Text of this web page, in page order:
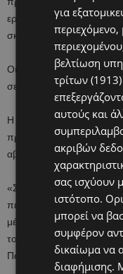
ερώτημα «Τι χρειάζομαι
σκέψεις τους σε post-it
Οι σχολικές μονάδες στη
σελίδες τους με το
Η σημερινή εκστρατεία
πρέπει να μεγαλώνει με
αβοήθητο, κανένα παιδί
«Σε κάθε παιδί αξίζει να
περιβάλλον ασφάλειας,
μέρα υπενθυμίζει ότι η
τονίζει το Γραφείο της
Παιδιού.
για
βελτίωση
τρίτων (1913)
αυτούς και
ακριβών
σας ισχύουν
ιστότοπο.
μπορεί να
συμφέρον
δικαίωμα να
διαφήμισης.